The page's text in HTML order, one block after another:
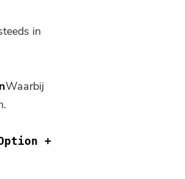
in
Waarbij
+